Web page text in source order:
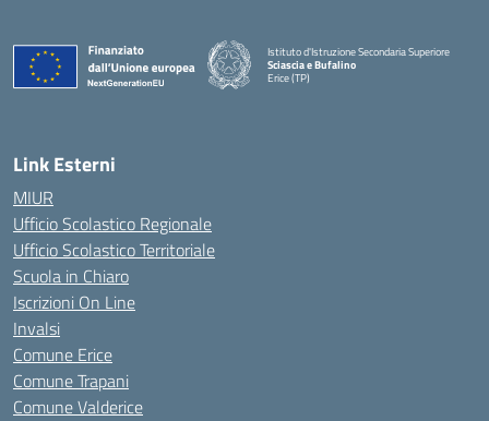
Istituto d'Istruzione Secondaria Superiore
Sciascia e Bufalino
Erice (TP)
Link Esterni
MIUR
Ufficio Scolastico Regionale
Ufficio Scolastico Territoriale
Scuola in Chiaro
Iscrizioni On Line
Invalsi
Comune Erice
Comune Trapani
Comune Valderice